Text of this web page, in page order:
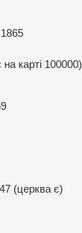
карті 100000)
(церква є)